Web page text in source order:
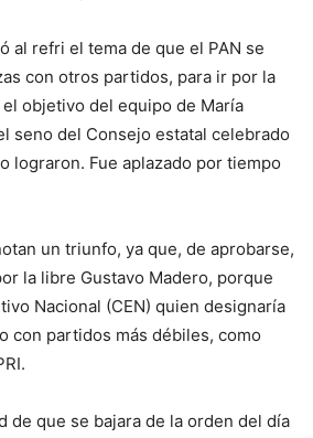
al refri el tema de que el PAN se
con otros partidos, para ir por la
objetivo del equipo de María
seno del Consejo estatal celebrado
lograron. Fue aplazado por tiempo
un triunfo, ya que, de aprobarse,
la libre Gustavo Madero, porque
Nacional (CEN) quien designaría
con partidos más débiles, como
de que se bajara de la orden del día